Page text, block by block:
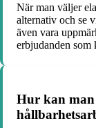
När man väljer
alternativ och se
även vara
erbjudanden som
Hur kan